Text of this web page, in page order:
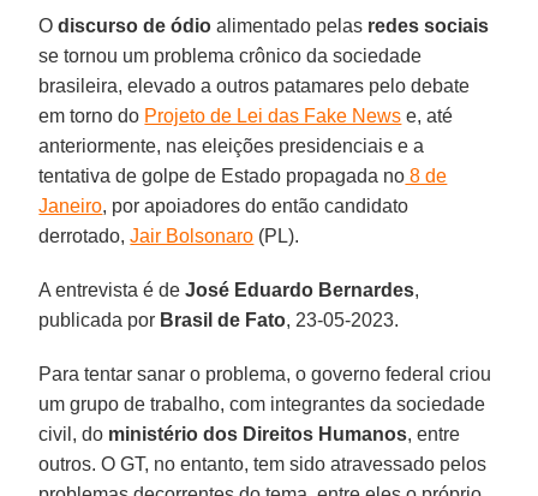
Odiscurso de ódio alimentado pelas redes sociais
se tornou um problema crônico da sociedade
brasileira, elevado a outros patamares pelo debate
em torno do Projeto de Lei das Fake News e, até
anteriormente, nas eleições presidenciais e a
tentativa de golpe de Estado propagada no 8 de
Janeiro, por apoiadores do então candidato
derrotado,Jair Bolsonaro (PL).
A entrevista é deJosé Eduardo Bernardes,
publicada por Brasil de Fato, 23-05-2023.
Para tentar sanar o problema, o governo federal criou
um grupo de trabalho, com integrantes da sociedade
civil, do ministério dos Direitos Humanos, entre
outros. O GT, no entanto, tem sido atravessado pelos